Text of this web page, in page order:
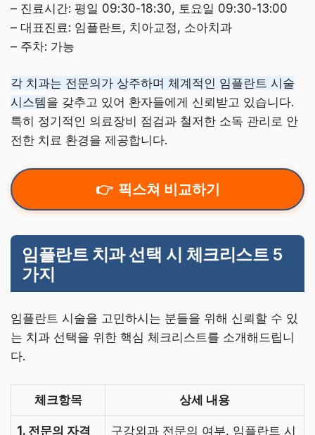
– 진료시간: 평일 09:30-18:30, 토요일 09:30-13:00
– 대표진료: 임플란트, 치아교정, 소아치과
– 주차: 가능
각 치과는 전문의가 상주하며 체계적인 임플란트 시술
시스템을 갖추고 있어 환자들에게 신뢰받고 있습니다.
특히 정기적인 의료장비 점검과 철저한 소독 관리로 안
전한 치료 환경을 제공합니다.
픽스쳐 비교하기
임플란트 치과 선택 시 체크리스트 5
가지
임플란트 시술을 고민하시는 분들을 위해 신뢰할 수 있
는 치과 선택을 위한 핵심 체크리스트를 소개해드립니
다.
체크항목 상세 내용
1. 전문의 자격 구강외과 전문의 여부, 임플란트 시